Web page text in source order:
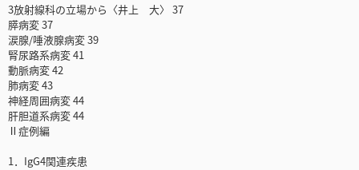
3放射線科の立場から〈井上 大〉 37
膵病変 37
涙腺/唾液腺病変 39
腎尿路系病変 41
動脈病変 42
肺病変 43
神経周囲病変 44
肝胆道系病変 44
Ⅱ症例編
1．IgG4関連疾患